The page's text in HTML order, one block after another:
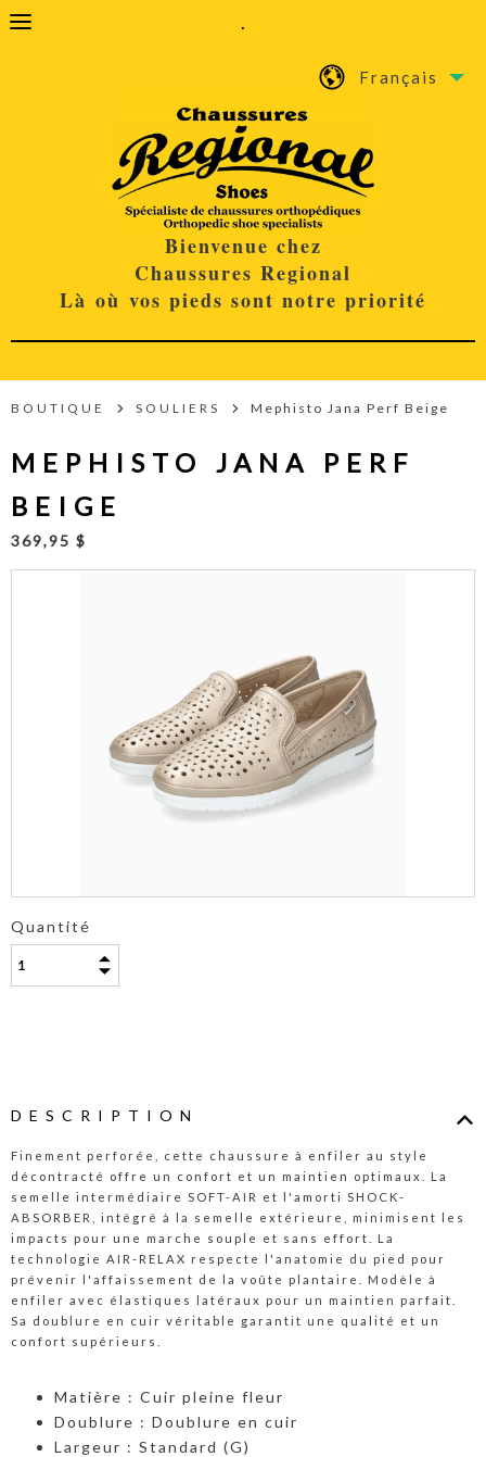
.
Français
Bienvenue chez
Chaussures Regional
Là où vos pieds sont notre priorité
BOUTIQUE SOULIERS Mephisto Jana Perf Beige
MEPHISTO JANA PERF
BEIGE
369,95 $
Quantité
DESCRIPTION
Finement perforée, cette chaussure à enfiler au style
décontracté offre un confort et un maintien optimaux. La
semelle intermédiaire SOFT-AIR et l'amorti SHOCK-
ABSORBER, intégré à la semelle extérieure, minimisent les
impacts pour une marche souple et sans effort. La
technologie AIR-RELAX respecte l'anatomie du pied pour
prévenir l'affaissement de la voûte plantaire. Modèle à
enfiler avec élastiques latéraux pour un maintien parfait.
Sa doublure en cuir véritable garantit une qualité et un
confort supérieurs.
Matière : Cuir pleine fleur
Doublure : Doublure en cuir
Largeur : Standard (G)